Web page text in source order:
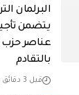
البرلمان
يتضمن
عناصر حزب
بالتقادم
قبل 3 دقائق